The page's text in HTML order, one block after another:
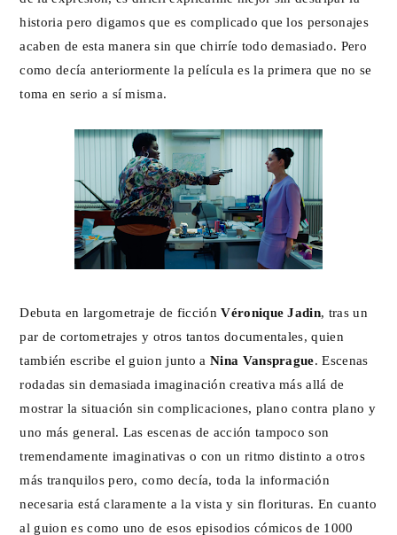
historia pero digamos que es complicado que los personajes
acaben de esta manera sin que chirríe todo demasiado. Pero
como decía anteriormente la película es la primera que no se
toma en serio a sí misma.
Debuta en largometraje de ficciónVéronique Jadin , tras un
par de cortometrajes y otros tantos documentales, quien
también escribe el guion junto a Nina Vansprague . Escenas
rodadas sin demasiada imaginación creativa más allá de
mostrar la situación sin complicaciones, plano contra plano y
uno más general. Las escenas de acción tampoco son
tremendamente imaginativas o con un ritmo distinto a otros
más tranquilos pero, como decía, toda la información
necesaria está claramente a la vista y sin florituras. En cuanto
al guion es como uno de esos episodios cómicos de 1000